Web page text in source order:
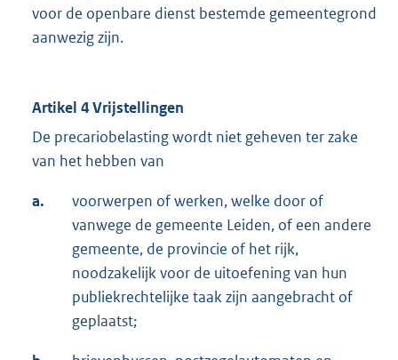
voor de openbare dienst bestemde gemeentegrond
aanwezig zijn.
Artikel 4 Vrijstellingen
De precariobelasting wordt niet geheven ter zake
van het hebben van
a.
voorwerpen of werken, welke door of
vanwege de gemeente Leiden, of een andere
gemeente, de provincie of het rijk,
noodzakelijk voor de uitoefening van hun
publiekrechtelijke taak zijn aangebracht of
geplaatst;